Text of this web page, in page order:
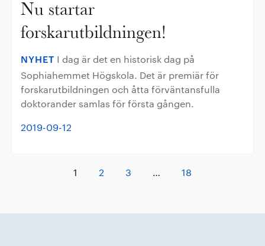
Nu startar
forskarutbildningen!
NYHET I dag är det en historisk dag på
Sophiahemmet Högskola. Det är premiär för
forskarutbildningen och åtta förväntansfulla
doktorander samlas för första gången.
2019-09-12
1 2 3 18